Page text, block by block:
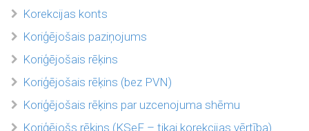
Korekcijas konts
Koriģējošais paziņojums
Koriģējošais rēķins
Koriģējošais rēķins (bez PVN)
Koriģējošais rēķins par uzcenojuma shēmu
Koriģējošs rēķins (KSeF – tikai korekcijas vērtība)